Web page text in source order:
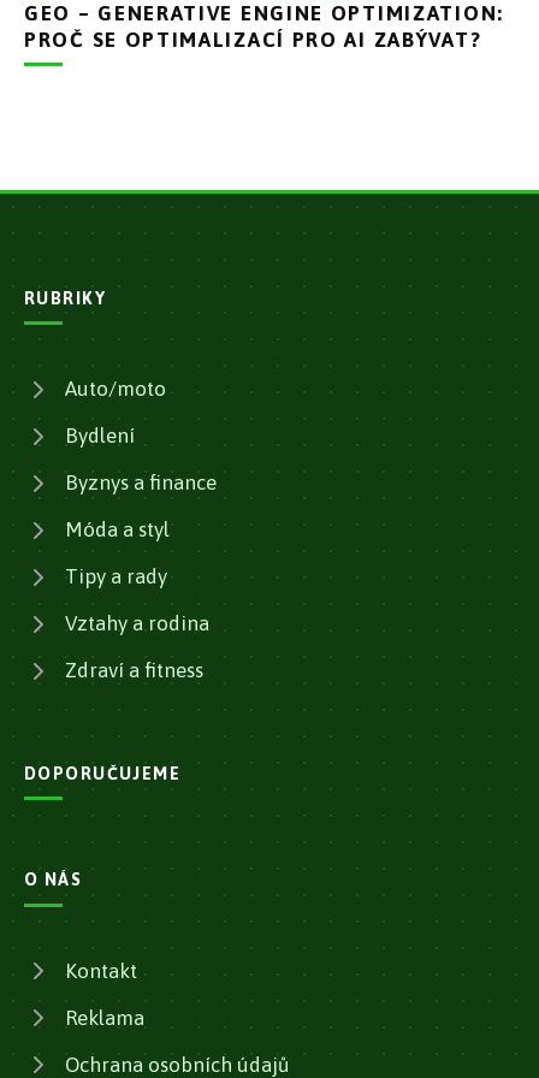
GEO – GENERATIVE ENGINE OPTIMIZATION:
PROČ SE OPTIMALIZACÍ PRO AI ZABÝVAT?
RUBRIKY
Auto/moto
Bydlení
Byznys a finance
Móda a styl
Tipy a rady
Vztahy a rodina
Zdraví a fitness
DOPORUČUJEME
O NÁS
Kontakt
Reklama
Ochrana osobních údajů